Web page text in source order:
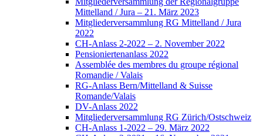
Mittelland / Jura – 21. März 2023
Mitgliederversammlung RG Mittelland / Jura
2022
CH-Anlass 2-2022 – 2. November 2022
Pensioniertenanlass 2022
Assemblée des membres du groupe régional
Romandie / Valais
RG-Anlass Bern/Mittelland & Suisse
Romande/Valais
DV-Anlass 2022
Mitgliederversammlung RG Zürich/Ostschweiz
CH-Anlass 1-2022 – 29. März 2022